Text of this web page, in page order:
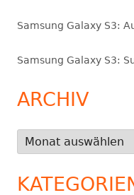
Samsung Galaxy S3:
Samsung Galaxy S3:
ARCHIV
Archiv